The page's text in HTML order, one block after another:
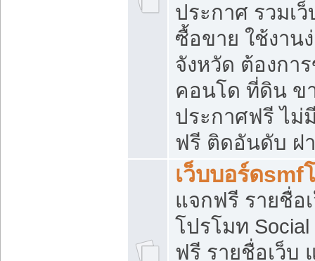
ประกาศ รวมเ
ซื้อขาย ใช้งาน
จังหวัด ต้องกา
คอนโด ที่ดิน ข
ประกาศฟรี ไม่
ฟรี ติดอันดับ ฝ
เว็บบอร์ดsmf
แจกฟรี รายชื่อ
โปรโมท
ฟรี รายชื่อเว็บ